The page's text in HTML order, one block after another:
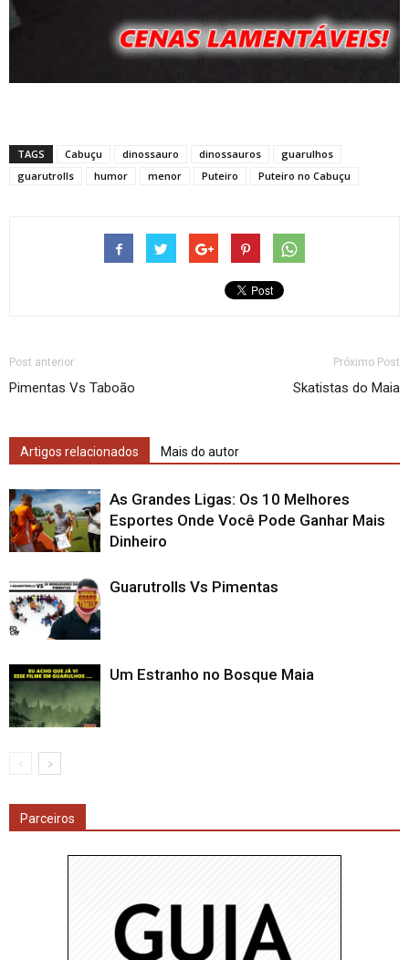
TAGS Cabuçu dinossauro dinossauros
guarulhos
guarutrolls
humor menor Puteiro Puteiro no Cabuçu
Post anterior
Pimentas Vs Taboão
Próximo Post
Skatistas do Maia
Artigos relacionados Mais do autor
As Grandes Ligas: Os 10 Melhores
Esportes Onde Você Pode Ganhar Mais
Dinheiro
Guarutrolls Vs Pimentas
Um Estranho no Bosque Maia
Parceiros